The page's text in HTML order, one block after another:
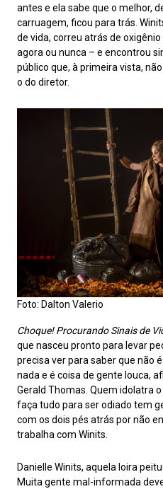
antes e ela sabe que o melhor,
carruagem, ficou para trás.
de vida, correu atrás de
agora ou nunca – e encontrou
público que, à primeira vista,
o do diretor.
Foto: Dalton Valerio
Choque! Procurando Sinais de
que nasceu pronto para levar
precisa ver para saber que não
nada e é coisa de gente louca,
Gerald Thomas. Quem idolatra
faça tudo para ser odiado tem
com os dois pés atrás por não
trabalha com Winits.
Danielle Winits, aquela loira
Muita gente mal-informada